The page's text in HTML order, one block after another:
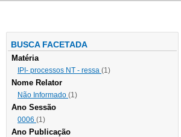
BUSCA FACETADA
Matéria
IPI- processos NT - ressa (1)
Nome Relator
Não Informado (1)
Ano Sessão
0006 (1)
Ano Publicação